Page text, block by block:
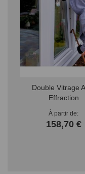
Double Vitrage
Effraction
À partir de
158,70 €